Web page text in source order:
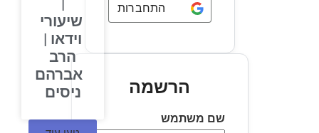
התחברות באמצעות Google
הרשמה
שם משתמש
שיעורי
וידאו |
הרב
אברהם
ניסים